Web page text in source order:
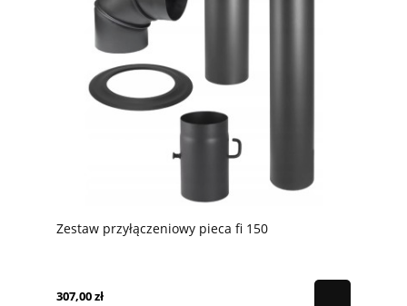
Zestaw przyłączeniowy pieca fi 150
307,00 zł